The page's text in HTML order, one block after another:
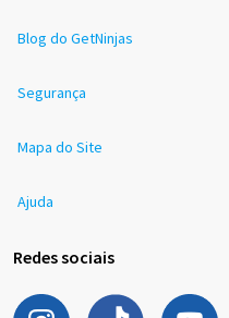
Blog do GetNinjas
Segurança
Mapa do Site
Ajuda
Redes sociais